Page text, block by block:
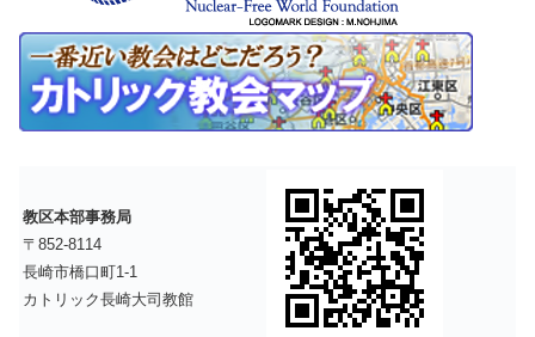
教区本部事務局
〒852-8114
長崎市橋口町1-1
カトリック長崎大司教館